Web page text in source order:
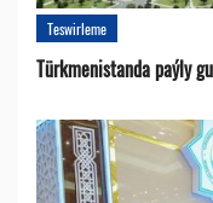
Teswirleme
Türkmenistanda paýly